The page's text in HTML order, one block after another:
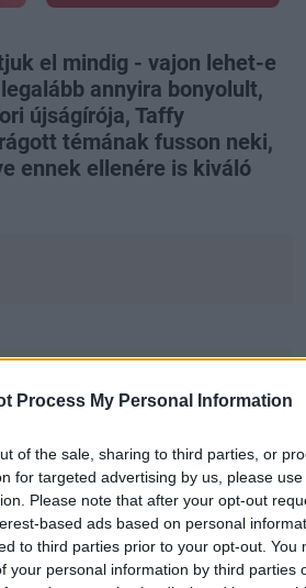
Process My Personal Information
of the sale, sharing to third parties, or
for targeted advertising by us, please
Please note that after your opt-out
based ads based on personal
to third parties prior to your opt-out. You
your personal information by third parties
el mindig - vajon lehet-e
annyira bonyolult,
újságírója, Taffy
témának fusson neki,
ennek ellenére is kiváló
a 21. század Kiadó Kult
szép könyvtárgy -, és
szerző stílusának (no és
sodró lendületű, élvezetes és
Amikor bekapcsolódunk